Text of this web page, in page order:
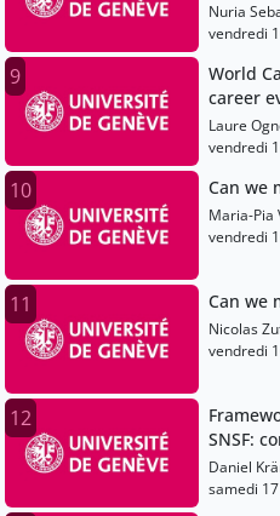
Nuria
vendredi
9
World
career
Laure
vendredi
10 Can we
Maria-Pia
vendredi
11 Can we
Nicolas
vendredi
12
SNSF:
Daniel
samedi